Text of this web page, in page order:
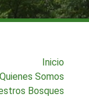
Inicio
Quienes Somos
Bosques